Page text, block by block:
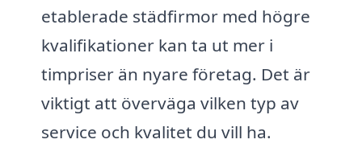
etablerade städfirmor med högre
kvalifikationer kan ta ut mer i
timpriser än nyare företag. Det är
viktigt att överväga vilken typ av
service och kvalitet du vill ha.